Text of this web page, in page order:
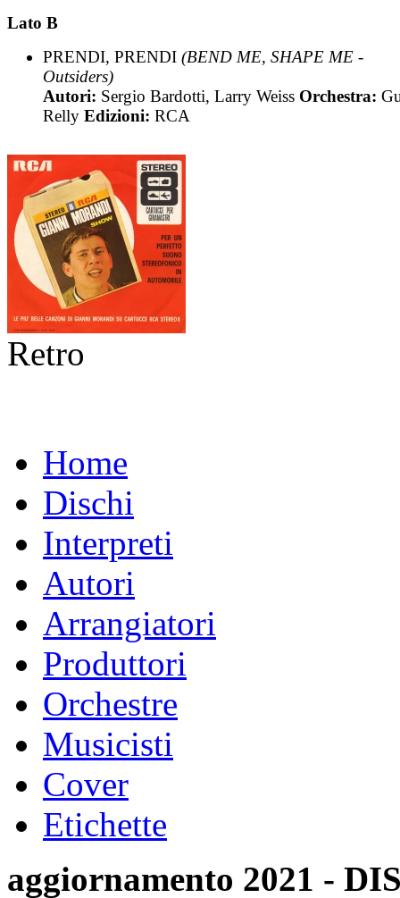
Lato B
PRENDI, PRENDI (BEND ME, SHAPE ME -
Outsiders)
Autori: Sergio Bardotti, Larry Weiss Orchestra:
Relly Edizioni: RCA
Retro
Home
Dischi
Interpreti
Autori
Arrangiatori
Produttori
Orchestre
Musicisti
Cover
Etichette
aggiornamento 2021 -